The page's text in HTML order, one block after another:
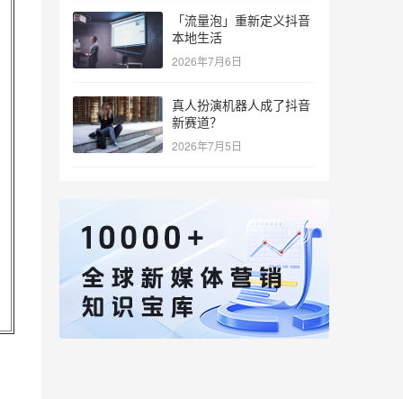
「流量泡」重新定义抖音
本地生活
2026年7月6日
真人扮演机器人成了抖音
新赛道？
2026年7月5日